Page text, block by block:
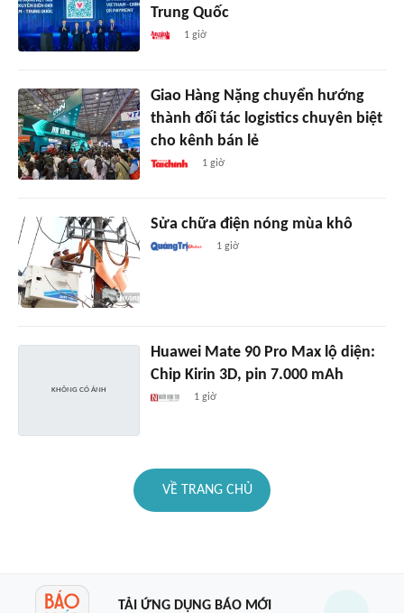
Trung Quốc
1 giờ
Giao Hàng Nặng chuyển hướng
thành đối tác logistics chuyên biệt
cho kênh bán lẻ
1 giờ
Sửa chữa điện nóng mùa khô
1 giờ
Huawei Mate 90 Pro Max lộ diện:
Chip Kirin 3D, pin 7.000 mAh
1 giờ
VỀ TRANG CHỦ
TẢI ỨNG DỤNG BÁO MỚI